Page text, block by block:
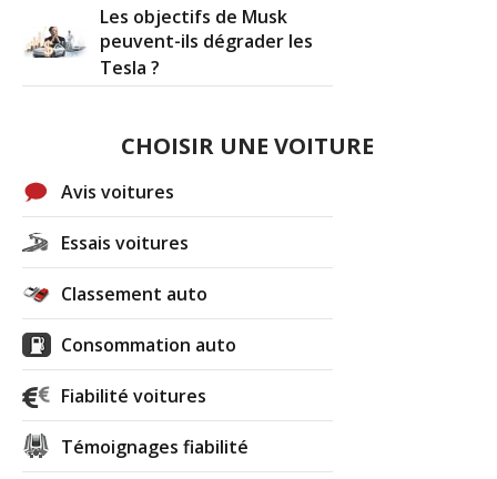
Les objectifs de Musk
peuvent-ils dégrader les
Tesla ?
CHOISIR UNE VOITURE
Avis voitures
Essais voitures
Classement auto
Consommation auto
Fiabilité voitures
Témoignages fiabilité